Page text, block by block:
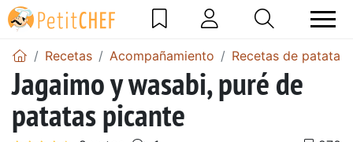
Recetas Acompañamiento Recetas de patatas
Jagaimo y wasabi, puré de
patatas picante